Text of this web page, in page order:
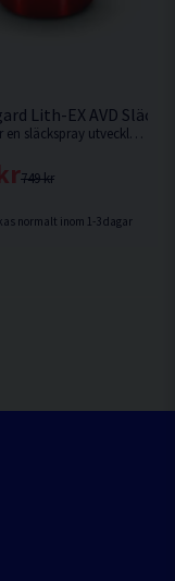
Lith-EX AVD
Lith-EX är en släckspray utvecklad för bränder i mindre litiumjonbatterier, som i mobiltelefoner, datorer och annan småelektronik.
749 kr
normalt inom 1-3 dagar